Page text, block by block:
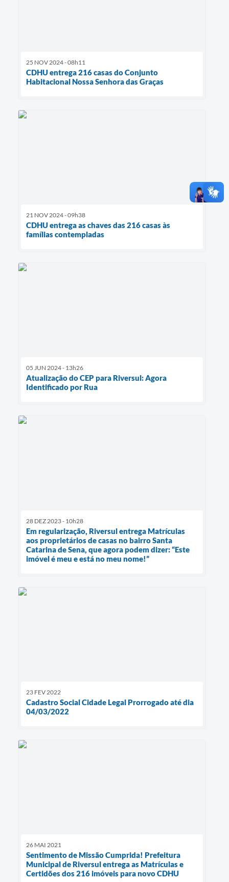
25 NOV 2024 - 08h11
CDHU entrega 216 casas do Conjunto
Habitacional Nossa Senhora das Graças
21 NOV 2024 - 09h38
CDHU entrega as chaves das 216 casas às
famílias contempladas
05 JUN 2024 - 13h26
Atualização do CEP para Riversul: Agora
Identificado por Rua
28 DEZ 2023 - 10h28
Em regularização, Riversul entrega Matrículas
aos proprietários de casas no bairro Santa
Catarina de Sena, que agora podem dizer: “Este
imóvel é meu e está no meu nome!”
23 FEV 2022
Cadastro Social Cidade Legal Prorrogado até dia
04/03/2022
26 MAI 2021
Sentimento de Missão Cumprida! Prefeitura
Municipal de Riversul entrega as Matrículas e
Certidões dos 216 imóveis para novo CDHU